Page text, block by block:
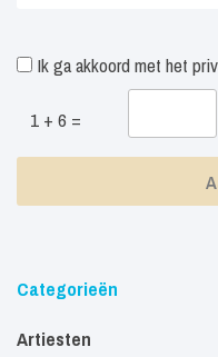
Ik ga akkoord met het
1 + 6 =
Categorieën
Artiesten